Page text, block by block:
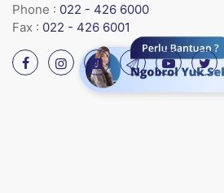
Phone : 022 - 426 6000
Fax : 022 - 426 6001